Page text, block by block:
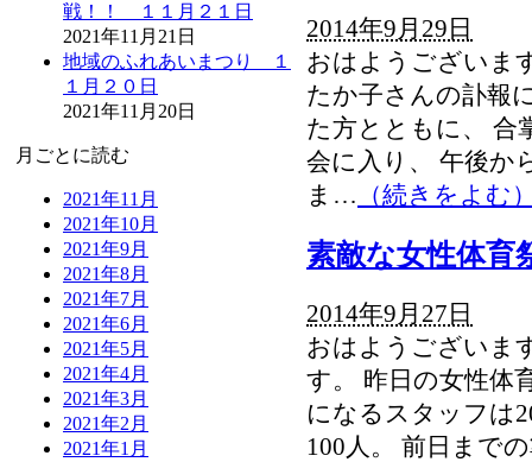
戦！！ １１月２１日
2021年11月21日
地域のふれあいまつり １
１月２０日
2021年11月20日
月ごとに読む
2021年11月
2021年10月
2021年9月
2021年8月
2021年7月
2021年6月
2021年5月
2021年4月
2021年3月
2021年2月
2021年1月
2014年9月29日
おはようございま
たか子さんの訃報
た方とともに、 合
会に入り、 午後か
ま… （続きをよむ
素敵な女性体
2014年9月27日
おはようございま
す。 昨日の女性体
になるスタッフは
100人。 前日まで